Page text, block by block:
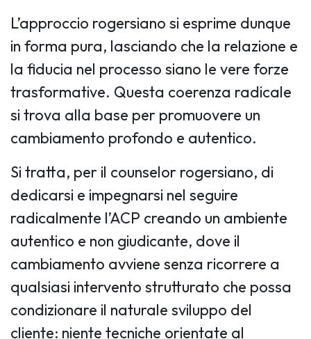
L’approccio rogersiano si esprime dunque
in forma pura, lasciando che la relazione e
la fiducia nel processo siano le vere forze
trasformative. Questa coerenza radicale
si trova alla base per promuovere un
cambiamento profondo e autentico.
Si tratta, per il counselor rogersiano, di
dedicarsi e impegnarsi nel seguire
radicalmente l’ACP creando un ambiente
autentico e non giudicante, dove il
cambiamento avviene senza ricorrere a
qualsiasi intervento strutturato che possa
condizionare il naturale sviluppo del
cliente: niente tecniche orientate al